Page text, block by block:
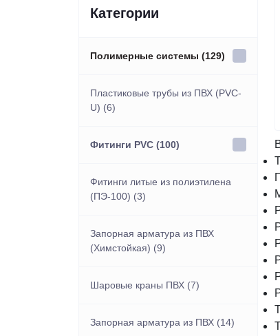
Категории
Полимерные системы (129)
Пластиковые трубы из ПВХ (PVC-
U) (6)
Фитинги PVC (100)
Фитинги литые из полиэтилена
(ПЭ-100) (3)
Запорная арматура из ПВХ
(Химстойкая) (9)
Шаровые краны ПВХ (7)
Запорная арматура из ПВХ (14)